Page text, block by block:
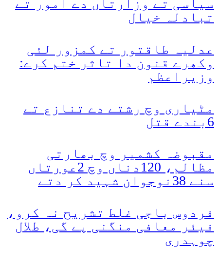
سیاسی تے وزارتاں دے امور تے
تبادلہ خیال
عدلیہ طاقتور تے کمزور لئی
وکھرے قنون دا تاثر ختم کرے:
وزیراعظم
مٹیاری وچ رشتے دے تنازع تے
6بندے قتل
مقبوضہ کشمیر وچ بھارتی
مظالم، 120دناں وچ 2عورتاں
سنے 38نوجوان شہید کر دتے
فردوس باجی غلط تشریح نہ کرو،
فیئر معافی منگنی پے گی، طلال
چوہدری